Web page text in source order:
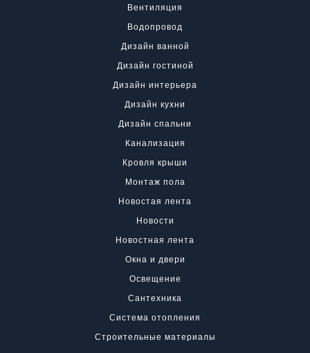
Вентиляция
Водопровод
Дизайн ванной
Дизайн гостиной
Дизайн интерьера
Дизайн кухни
Дизайн спальни
Канализация
Кровля крыши
Монтаж пола
Новостая лента
Новости
Новостная лента
Окна и двери
Освещение
Сантехника
Система отопления
Строительные материалы